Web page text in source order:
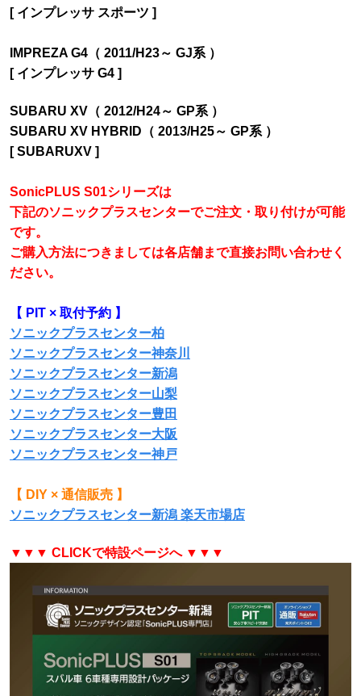
[ インプレッサ スポーツ ]
IMPREZA G4（ 2011/H23～ GJ系 ）
[ インプレッサ G4 ]
SUBARU XV（ 2012/H24～ GP系 ）
SUBARU XV HYBRID（ 2013/H25～ GP系 ）
[ SUBARUXV ]
SonicPLUS S01シリーズは
下記のソニックプラスセンターでご注文 ・取り付けが可能
です。
ご購入方法につきましては各店舗まで直接お問い合わせく
ださい。
【 PIT × 取付予約 】
ソニックプラスセンター柏
ソニックプラスセンター神奈川
ソニックプラスセンター新潟
ソニックプラスセンター山梨
ソニックプラスセンター豊田
ソニックプラスセンター大阪
ソニックプラスセンター神戸
【 DIY × 通信販売 】
ソニックプラスセンター新潟 楽天市場店
▼▼▼ CLICKで特設ページへ ▼▼▼